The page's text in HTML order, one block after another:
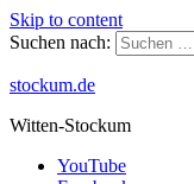
Skip to content
Suchen nach:
stockum.de
Witten-Stockum
YouTube